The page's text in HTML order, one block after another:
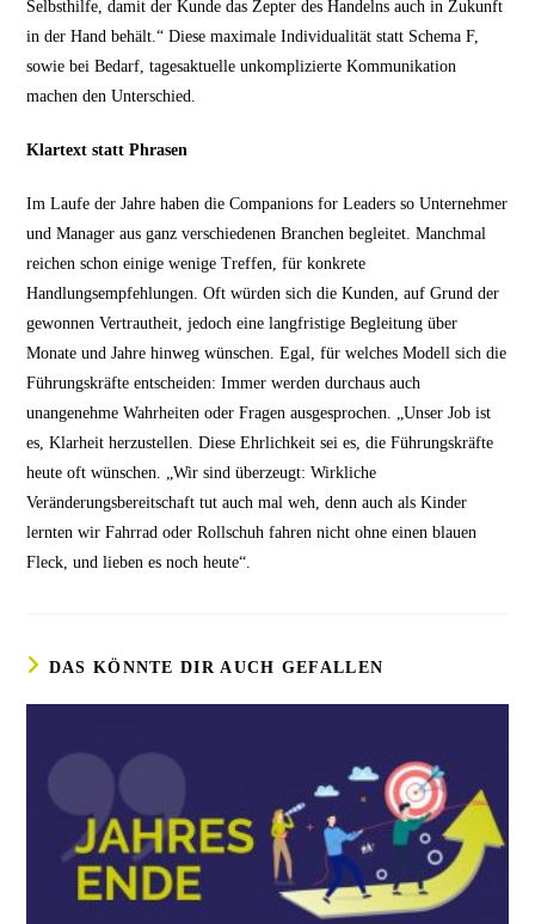
Selbsthilfe, damit der Kunde das Zepter des Handelns auch in Zukunft
in der Hand behält.“ Diese maximale Individualität statt Schema F,
sowie bei Bedarf, tagesaktuelle unkomplizierte Kommunikation
machen den Unterschied.
Klartext statt Phrasen
Im Laufe der Jahre haben die Companions for Leaders so Unternehmer
und Manager aus ganz verschiedenen Branchen begleitet. Manchmal
reichen schon einige wenige Treffen, für konkrete
Handlungsempfehlungen. Oft würden sich die Kunden, auf Grund der
gewonnen Vertrautheit, jedoch eine langfristige Begleitung über
Monate und Jahre hinweg wünschen. Egal, für welches Modell sich die
Führungskräfte entscheiden: Immer werden durchaus auch
unangenehme Wahrheiten oder Fragen ausgesprochen. „Unser Job ist
es, Klarheit herzustellen. Diese Ehrlichkeit sei es, die Führungskräfte
heute oft wünschen. „Wir sind überzeugt: Wirkliche
Veränderungsbereitschaft tut auch mal weh, denn auch als Kinder
lernten wir Fahrrad oder Rollschuh fahren nicht ohne einen blauen
Fleck, und lieben es noch heute“.
DAS KÖNNTE DIR AUCH GEFALLEN